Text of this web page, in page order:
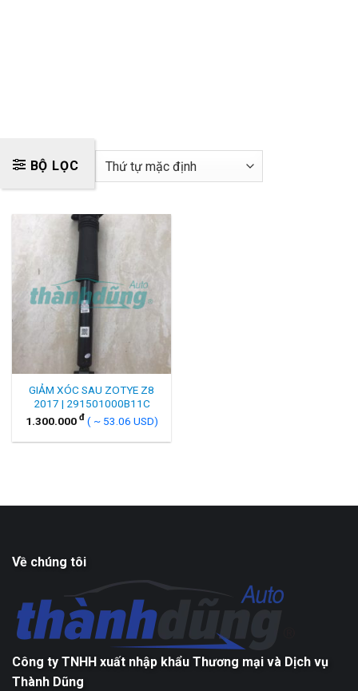
BỘ LỌC
GIẢM XÓC SAU ZOTYE Z8
2017 | 291501000B11C
1.300.000 đ ( ~ 53.06 USD)
Về chúng tôi
Công ty TNHH xuất nhập khẩu Thương mại và Dịch vụ
Thành Dũng